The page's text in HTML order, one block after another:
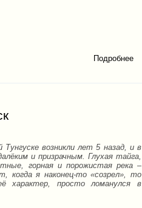
Подробнее
возникли лет 5 назад, и в
и призрачным. Глухая тайга,
горная и порожистая река –
когда я наконец-то «созрел», то
характер, просто ломанулся в